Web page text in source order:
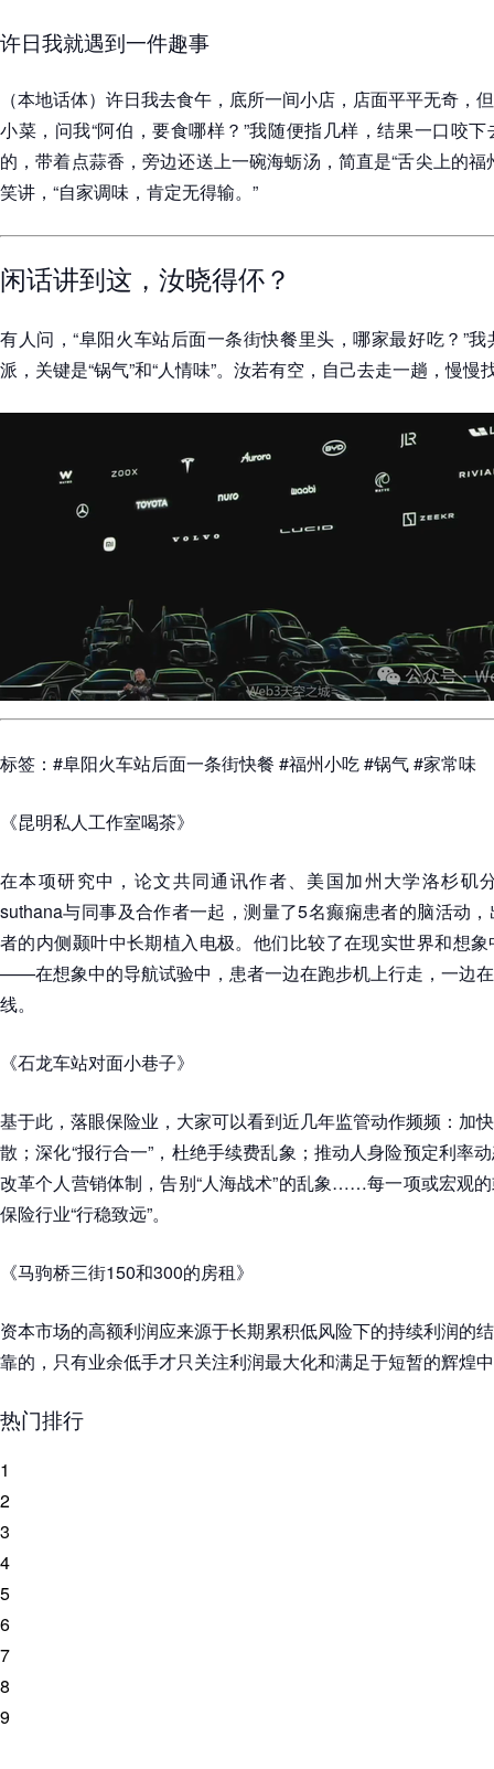
许日我就遇到一件趣事
（本地话体）许日我去食午，底所一间小店，店面平平无奇，
小菜，问我“阿伯，要食哪样？”我随便指几样，结果一口咬
的，带着点蒜香，旁边还送上一碗海蛎汤，简直是“舌尖上的
笑讲，“自家调味，肯定无得输。”
闲话讲到这，汝晓得伓？
有人问，“阜阳火车站后面一条街快餐里头，哪家最好吃？”
派，关键是“锅气”和“人情味”。汝若有空，自己去走一趟，慢慢
标签：#阜阳火车站后面一条街快餐 #福州小吃 #锅气 #家常味
《昆明私人工作室喝茶》
在本项研究中，论文共同通讯作者、美国加州大学洛杉矶
suthana与同事及合作者一起，测量了5名癫痫患者的脑活动
者的内侧颞叶中长期植入电极。他们比较了在现实世界和想
——在想象中的导航试验中，患者一边在跑步机上行走，一边
线。
《石龙车站对面小巷子》
基于此，落眼保险业，大家可以看到近几年监管动作频频：加
散；深化“报行合一”，杜绝手续费乱象；推动人身险预定利率
改革个人营销体制，告别“人海战术”的乱象……每一项或宏观
保险行业“行稳致远”。
《马驹桥三街150和300的房租》
资本市场的高额利润应来源于长期累积低风险下的持续利润的
靠的，只有业余低手才只关注利润最大化和满足于短暂的辉煌
热门排行
1
2
3
4
5
6
7
8
9